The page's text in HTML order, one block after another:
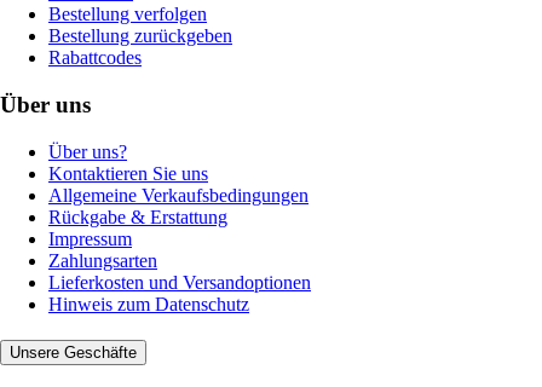
Bestellung verfolgen
Bestellung zurückgeben
Rabattcodes
Über uns
Über uns?
Kontaktieren Sie uns
Allgemeine Verkaufsbedingungen
Rückgabe & Erstattung
Impressum
Zahlungsarten
Lieferkosten und Versandoptionen
Hinweis zum Datenschutz
Unsere Geschäfte